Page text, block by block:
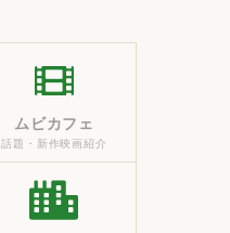
ムビカフェ
話題・新作映画紹介